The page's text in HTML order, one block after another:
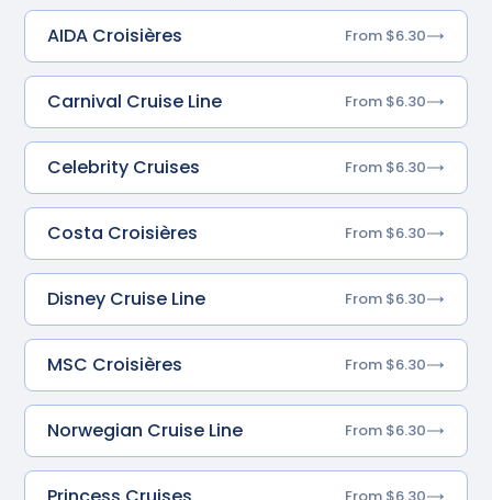
AIDA Croisières
From $6.30
Carnival Cruise Line From $6.30
Celebrity Cruises From $6.30
Costa Croisières From $6.30
Disney Cruise Line From $6.30
MSC Croisières From $6.30
Norwegian Cruise Line From $6.30